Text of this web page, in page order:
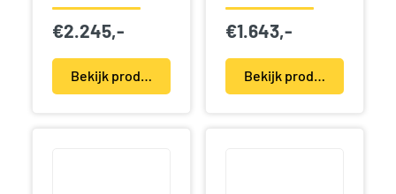
€2.245,-
Bekijk product(en)
€1.643,-
Bekijk product(en)